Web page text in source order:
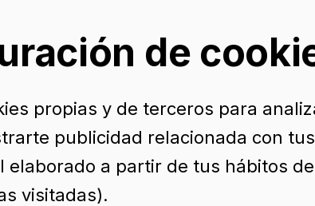
NATURA 75 CL BVS
de
propias y de terceros para
publicidad relacionada con
elaborado a partir de tus hábitos
visitadas).